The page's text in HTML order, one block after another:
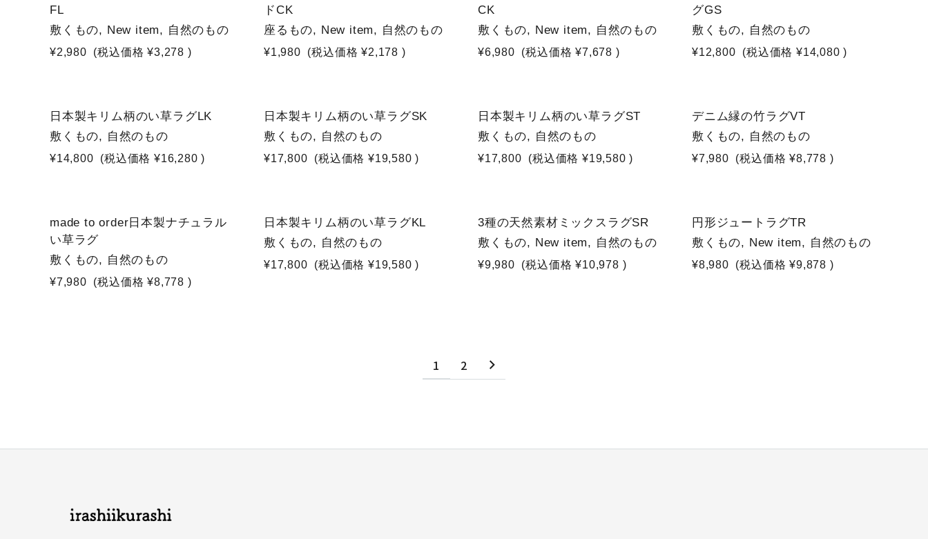
FL
敷くもの, New item, 自然のもの
¥2,980 (税込価格 ¥3,278 )
ドCK
座るもの, New item, 自然のもの
¥1,980 (税込価格 ¥2,178 )
CK
敷くもの, New item, 自然のもの
¥6,980 (税込価格 ¥7,678 )
グGS
敷くもの, 自然のもの
¥12,800 (税込価格 ¥14,080 )
日本製キリム柄のい草ラグLK
敷くもの, 自然のもの
¥14,800 (税込価格 ¥16,280 )
日本製キリム柄のい草ラグSK
敷くもの, 自然のもの
¥17,800 (税込価格 ¥19,580 )
日本製キリム柄のい草ラグST
敷くもの, 自然のもの
¥17,800 (税込価格 ¥19,580 )
デニム縁の竹ラグVT
敷くもの, 自然のもの
¥7,980 (税込価格 ¥8,778 )
NEW
made to order日本製ナチュラル
い草ラグ
敷くもの, 自然のもの
¥7,980 (税込価格 ¥8,778 )
日本製キリム柄のい草ラグKL
敷くもの, 自然のもの
¥17,800 (税込価格 ¥19,580 )
NEW
3種の天然素材ミックスラグSR
敷くもの, New item, 自然のもの
¥9,980 (税込価格 ¥10,978 )
NEW
円形ジュートラグTR
敷くもの, New item, 自然のもの
¥8,980 (税込価格 ¥9,878 )
1 2